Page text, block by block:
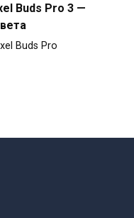
Buds Pro 3 —
Buds Pro